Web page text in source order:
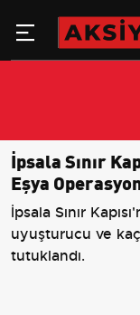
İpsala Sınır
Eşya
İpsala Sınır
uyuşturucu ve
tutuklandı.